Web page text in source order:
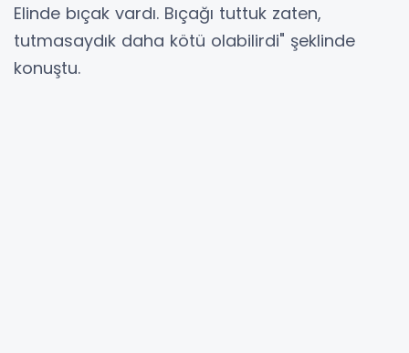
Elinde bıçak vardı. Bıçağı tuttuk zaten,
tutmasaydık daha kötü olabilirdi" şeklinde
konuştu.